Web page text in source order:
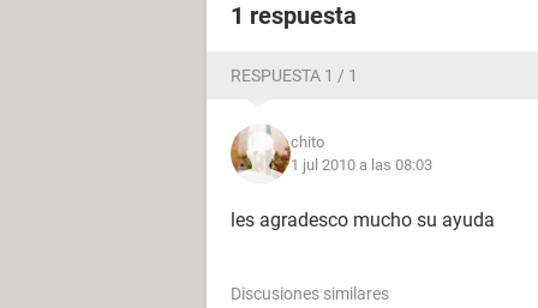
1 respuesta
RESPUESTA 1 / 1
chito
1 jul 2010 a las 08:03
les agradesco mucho su ayuda
Discusiones similares